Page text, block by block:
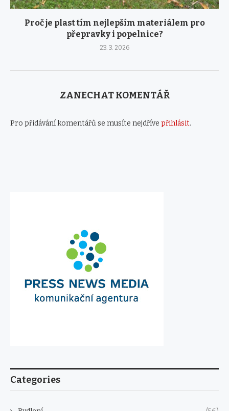
Proč je plast tím nejlepším materiálem pro
přepravky i popelnice?
23. 3. 2026
ZANECHAT KOMENTÁŘ
Pro přidávání komentářů se musíte nejdříve přihlásit.
Categories